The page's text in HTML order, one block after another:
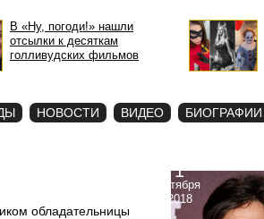
В «Ну, погоди!» нашли
отсылки к десяткам
голливудских фильмов
НОВОСТИ ВИДЕО БИОГРАФИИ
обладательницы
1
октября
2018